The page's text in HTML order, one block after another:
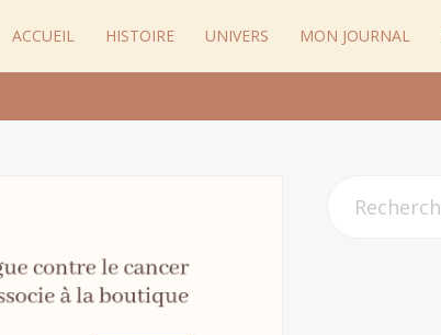
ACCUEIL HISTOIRE UNIVERS MON JOURNAL